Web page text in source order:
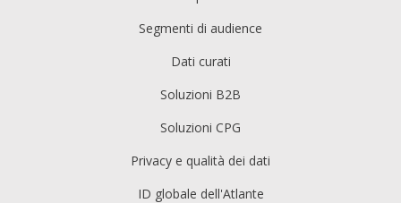
Segmenti di audience
Dati curati
Soluzioni B2B
Soluzioni CPG
Privacy e qualità dei dati
ID globale dell'Atlante